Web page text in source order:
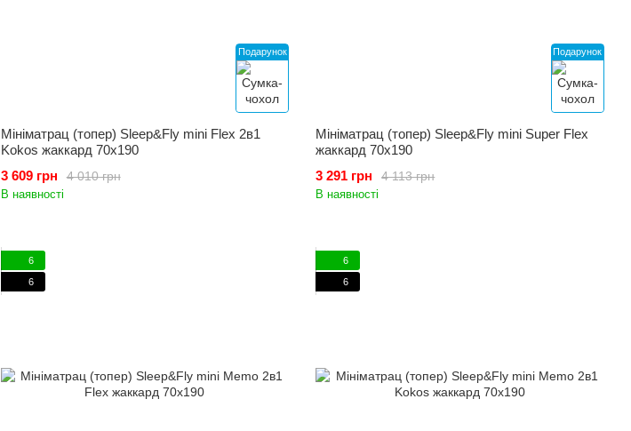
Подарунок
Мініматрац (топер) Sleep&Fly mini Flex 2в1
Kokos жаккард 70x190
4 010 грн
3 609 грн
В наявності
Подарунок
Мініматрац (топер) Sleep&Fly mini Super Flex
жаккард 70x190
4 113 грн
3 291 грн
В наявності
6
6
6
6